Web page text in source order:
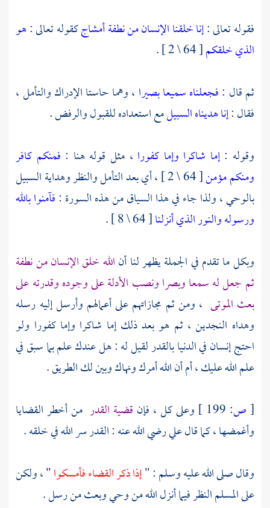
فقوله تعالى :إنا خلقنا الإنسان من نطفة أمشاجكقوله تعالى :هو
الذي خلقكم[ 64 \ 2 ] .
ثم قال :فجعلناه سميعا بصيرا ، وهما حاستا الإدراك والتأمل ،
فقال :إنا هديناه السبيلمع استعداده للقبول والرفض .
وقوله :إما شاكرا وإما كفورا ، مثل قوله هنا : فمنكم كافر
ومنكم مؤمن
[ 64 \ 2 ] ، أي بعد التأمل والنظر وهداية السبيل
بالوحي ، ولذا جاء في هذا السياق من هذه السورة :فآمنوا بالله
ورسوله والنور الذي أنزلنا[ 64 \ 8 ] .
وبكل ما تقدم في الجملة يظهر لنا أنالله خلق الإنسان من نطفة
ثم جعل له سمعا وبصرا ونصب الأدلة على وجوده وقدرته على
بعث الموتى ، ومن ثم مجازاتهم على أعمالهم وأرسل إليه رسله
وهداه النجدين ، ثم هو بعد ذلك إما شاكرا وإما كفورا ولو
احتج إنسان في الدنيا بالقدر لقيل له : هل عندك علم بما سبق في
علم الله عليك ، أم أن الله أمرك ونهاك وبين لك الطريق .
[ص: وعلى كل ، فإن قضية القدر من أخطر القضايا
وأغمضها ، كما قالعليرضي الله عنه : القدر سر الله في خلقه .
وقال صلى الله عليه وسلم : "إذا ذكر القضاء فأمسكوا" ، ولكن
على المسلم النظر فيما أنزل الله من وحي وبعث من رسل .